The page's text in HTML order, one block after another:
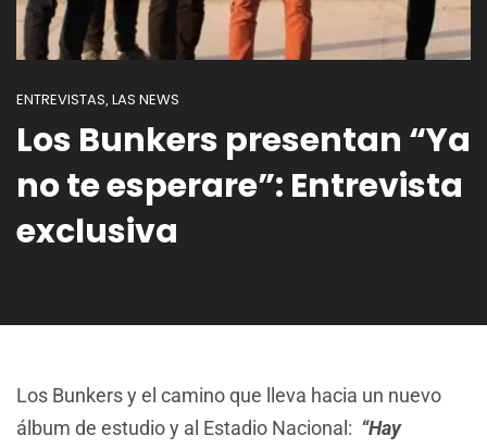
ENTREVISTAS, LAS NEWS
Los Bunkers presentan “Ya
no te esperare”: Entrevista
exclusiva
Los Bunkers y el camino que lleva hacia un nuevo
álbum de estudio y al Estadio Nacional: “Hay